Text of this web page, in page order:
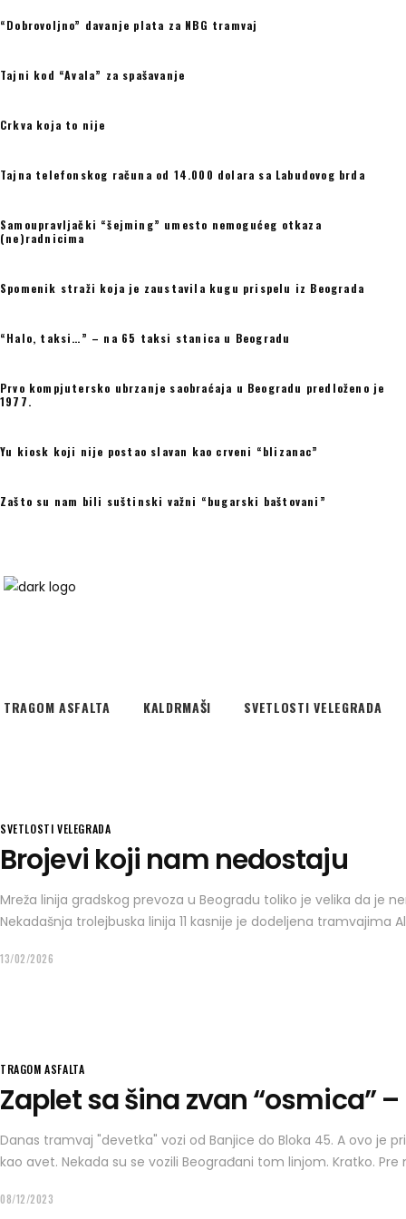
“Dobrovoljno” davanje plata za NBG tramvaj
Tajni kod “Avala” za spašavanje
Crkva koja to nije
Tajna telefonskog računa od 14.000 dolara sa Labudovog brda
Samoupravljački “šejming” umesto nemogućeg otkaza
(ne)radnicima
Spomenik straži koja je zaustavila kugu prispelu iz Beograda
“Halo, taksi…” – na 65 taksi stanica u Beogradu
Prvo kompjutersko ubrzanje saobraćaja u Beogradu predloženo je
1977.
Yu kiosk koji nije postao slavan kao crveni “blizanac”
Zašto su nam bili suštinski važni “bugarski baštovani”
TRAGOM ASFALTA KALDRMAŠI SVETLOSTI VELEGRADA
SVETLOSTI VELEGRADA
Brojevi koji nam nedostaju
Mreža linija gradskog prevoza u Beogradu toliko je velika da je
Nekadašnja trolejbuska linija 11 kasnije je dodeljena
13/02/2026
TRAGOM ASFALTA
Zaplet sa šina zvan “osmica”
Danas tramvaj "devetka" vozi od Banjice do Bloka 45. A ovo je
kao avet. Nekada su se vozili Beograđani tom linjom. Kratko.
08/12/2023